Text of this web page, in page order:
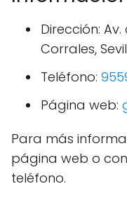
Dirección: Av.
Corrales,
Teléfono:
Página web:
Para más
página web o
teléfono.